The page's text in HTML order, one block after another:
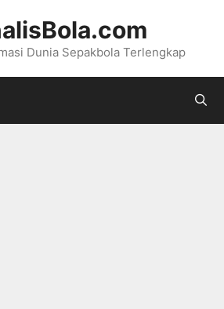
Dunia Sepakbola Terlengkap